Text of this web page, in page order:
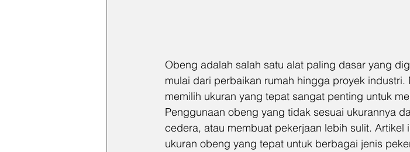
Obeng adalah salah satu alat paling dasar yang
mulai dari perbaikan rumah hingga proyek
memilih ukuran yang tepat sangat penting untuk
Penggunaan obeng yang tidak sesuai ukurannya
cedera, atau membuat pekerjaan lebih sulit. Artikel
ukuran obeng yang tepat untuk berbagai jenis